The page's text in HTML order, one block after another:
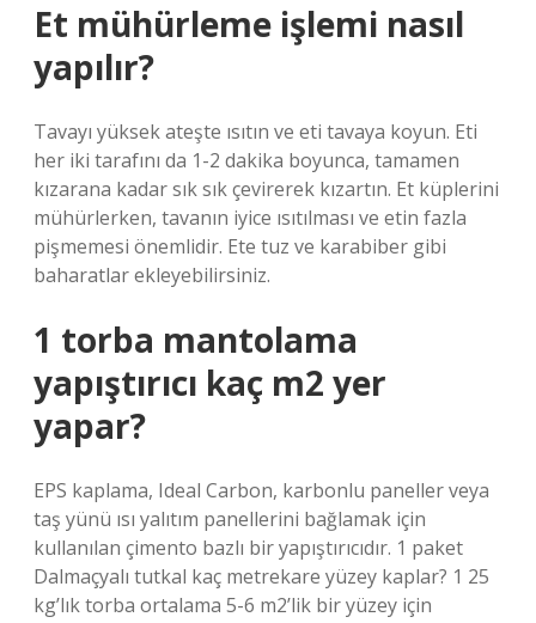
Et mühürleme işlemi nasıl
yapılır?
Tavayı yüksek ateşte ısıtın ve eti tavaya koyun. Eti
her iki tarafını da 1-2 dakika boyunca, tamamen
kızarana kadar sık ​​sık çevirerek kızartın. Et küplerini
mühürlerken, tavanın iyice ısıtılması ve etin fazla
pişmemesi önemlidir. Ete tuz ve karabiber gibi
baharatlar ekleyebilirsiniz.
1 torba mantolama
yapıştırıcı kaç m2 yer
yapar?
EPS kaplama, Ideal Carbon, karbonlu paneller veya
taş yünü ısı yalıtım panellerini bağlamak için
kullanılan çimento bazlı bir yapıştırıcıdır. 1 paket
Dalmaçyalı tutkal kaç metrekare yüzey kaplar? 1 25
kg’lık torba ortalama 5-6 m2’lik bir yüzey için